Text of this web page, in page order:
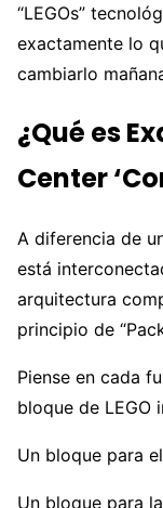
“LEGOs”
exactamente lo
cambiarlo
¿Qué es
Center
A diferencia de
está
arquitectura
principio de
Piense en cada
bloque de LEGO
Un bloque para
Un bloque para